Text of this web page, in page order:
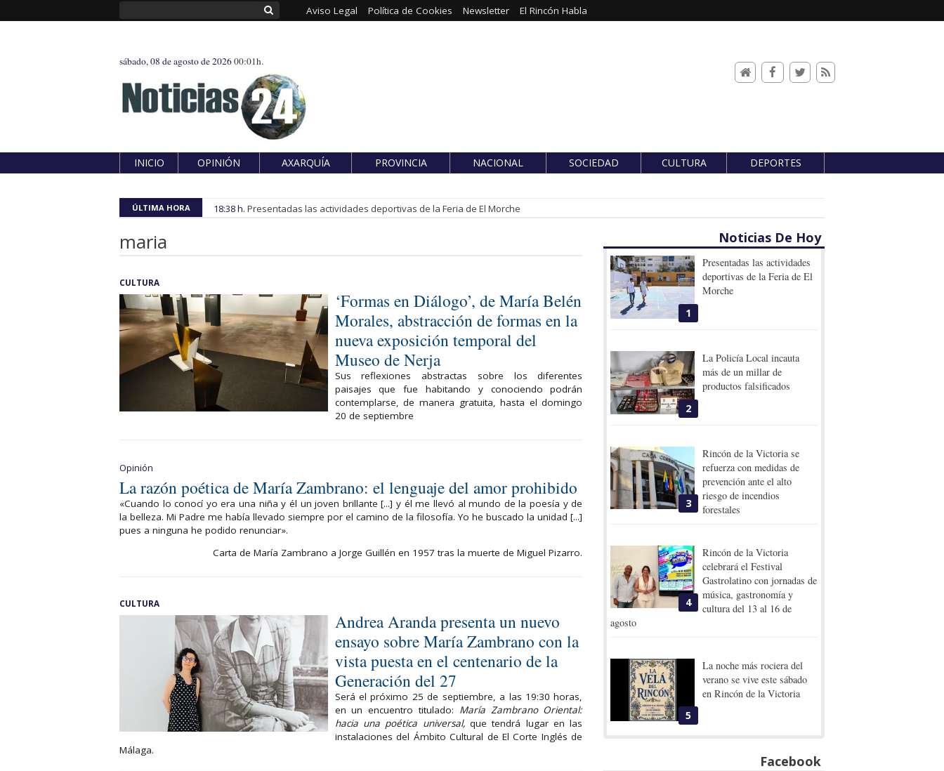
Aviso Legal Política de Cookies Newsletter El Rincón Habla
sábado, 08 de agosto de 202600:01h.
INICIO OPINIÓN AXARQUÍA PROVINCIA NACIONAL SOCIEDAD CULTURA DEPORTES
ÚLTIMA HORA 18:38 h. Presentadas las actividades deportivas de la Feria de El Morche
maria
CULTURA
‘Formas en Diálogo’, de María Belén
Morales, abstracción de formas en la
nueva exposición temporal del
Museo de Nerja
Sus reflexiones abstractas sobre los diferentes
paisajes que fue habitando y conociendo podrán
contemplarse, de manera gratuita, hasta el domingo
20 de septiembre
Opinión
La razón poética de María Zambrano: el lenguaje del amor prohibido
«Cuando lo conocí yo era una niña y él un joven brillante [...] y él me llevó al mundo de la poesía y de
la belleza. Mi Padre me había llevado siempre por el camino de la filosofía. Yo he buscado la unidad [...]
pues a ninguna he podido renunciar».
Carta de María Zambrano a Jorge Guillén en 1957 tras la muerte de Miguel Pizarro.
CULTURA
Andrea Aranda presenta un nuevo
ensayo sobre María Zambrano con la
vista puesta en el centenario de la
Generación del 27
Será el próximo 25 de septiembre, a las 19:30 horas,
en un encuentro titulado: María Zambrano Oriental:
hacia una poética universal,que tendrá lugar en las
instalaciones del Ámbito Cultural de El Corte Inglés de
Málaga.
Noticias De Hoy
1
Presentadas las actividades
deportivas de la Feria de El
Morche
2
La Policía Local incauta
más de un millar de
productos falsificados
3
Rincón de la Victoria se
refuerza con medidas de
prevención ante el alto
riesgo de incendios
forestales
4
Rincón de la Victoria
celebrará el Festival
Gastrolatino con jornadas de
música, gastronomía y
cultura del 13 al 16 de
agosto
5
La noche más rociera del
verano se vive este sábado
en Rincón de la Victoria
Facebook